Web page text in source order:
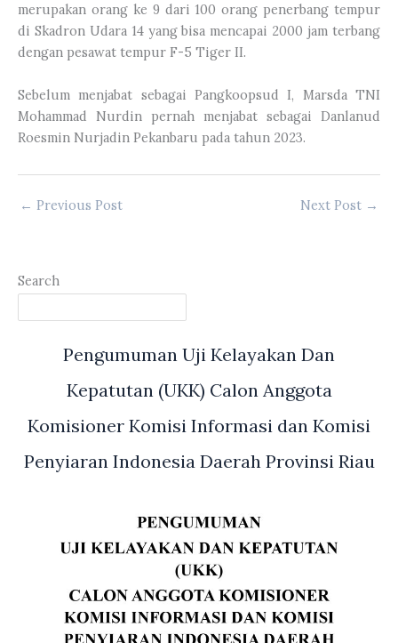
merupakan orang ke 9 dari 100 orang penerbang tempur
di Skadron Udara 14 yang bisa mencapai 2000 jam terbang
dengan pesawat tempur F-5 Tiger II.
Sebelum menjabat sebagai Pangkoopsud I, Marsda TNI
Mohammad Nurdin pernah menjabat sebagai Danlanud
Roesmin Nurjadin Pekanbaru pada tahun 2023.
← Previous Post Next Post →
Search
Pengumuman Uji Kelayakan Dan
Kepatutan (UKK) Calon Anggota
Komisioner Komisi Informasi dan Komisi
Penyiaran Indonesia Daerah Provinsi Riau